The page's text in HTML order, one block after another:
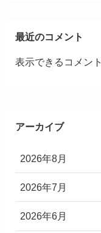
最近のコメント
表示できるコメン
アーカイブ
2026年8月
2026年7月
2026年6月